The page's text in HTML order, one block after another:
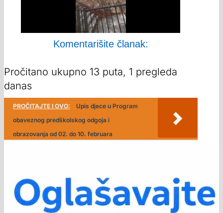
Komentarišite članak:
Pročitano ukupno 13 puta, 1 pregleda
danas
PROČITAJTE I OVO:
Upis djece u Program
obaveznog predškolskog odgoja i
obrazovanja od 02. do 10. februara